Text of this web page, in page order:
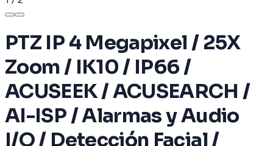
PTZ IP 4 Megapixel / 25X
Zoom / IK10 / IP66 /
ACUSEEK / ACUSEARCH /
AI-ISP / Alarmas y Audio
I/O / Detección Facial /